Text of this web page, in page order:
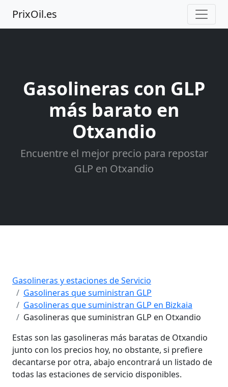
PrixOil.es
Gasolineras con GLP
más barato en
Otxandio
Encuentre el mejor precio para repostar
GLP en Otxandio
Gasolineras y estaciones de Servicio
Gasolineras que suministran GLP
Gasolineras que suministran GLP en Bizkaia
Gasolineras que suministran GLP en Otxandio
Estas son las gasolineras más baratas de Otxandio
junto con los precios hoy, no obstante, si prefiere
decantarse por otra, abajo encontrará un listado de
todas las estaciones de servicio disponibles.